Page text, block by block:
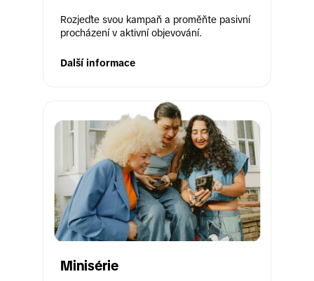
Rozjeďte svou kampaň a proměňte pasivní
procházení v aktivní objevování.
Další informace
Minisérie